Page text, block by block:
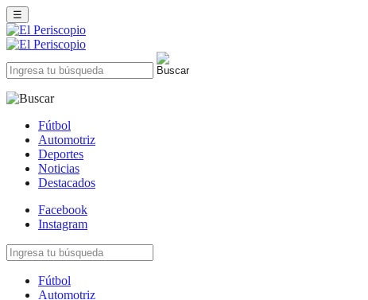
☰
Fútbol
Automotriz
Deportes
Noticias
Destacados
Facebook
Instagram
Fútbol
Automotriz